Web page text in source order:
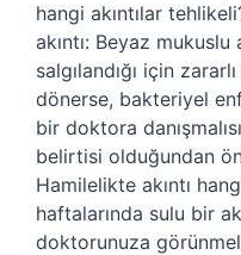
hangi akıntılar
akıntı: Beyaz mukuslu
salgılandığı için
dönerse, bakteriyel
bir doktora
belirtisi olduğundan
Hamilelikte akıntı
haftalarında sulu bir
doktorunuza